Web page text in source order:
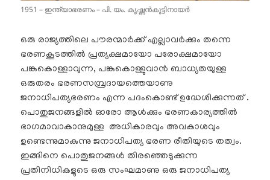
1951 – ഇന്ത്യാഭരണം – പി. യം. കൃഷ്ണൻകുട്ടിനായർ
ഒരു രാജ്യത്തിലെ പൗരന്മാർക്ക് എല്ലാവർക്കും തന്നെ
ഭരണകൂടത്തിൽ പ്രത്യക്ഷമായോ പരോക്ഷമായോ
പങ്കുകൊള്ളാവുന്ന, പങ്കുകൊള്ളുവാൻ ബാധ്യതയുള്ള
ഒരുതരം ഭരണസമ്പ്രദായത്തെയാണു
ജനാധിപത്യഭരണം എന്ന പദംകൊണ്ട് ഉദ്ധേശിക്കുന്നത് .
പൊതുജനങ്ങളിൽ ഓരോ ആൾക്കും ഭരണകാര്യത്തിൽ
ഭാഗമാവാകാനുമുള്ള അധികാരവും അവകാശവും
ഉണ്ടെന്നുമാകുന്നു ജനാധിപത്യ ഭരണ രീതിയുടെ തത്വം.
ഇങ്ങിനെ പൊതുജനങ്ങൾ തിരഞ്ഞെടുക്കുന്ന
പ്രതിനിധികളുടെ ഒരു സംഘമാണു ഒരു ജനാധിപത്യ